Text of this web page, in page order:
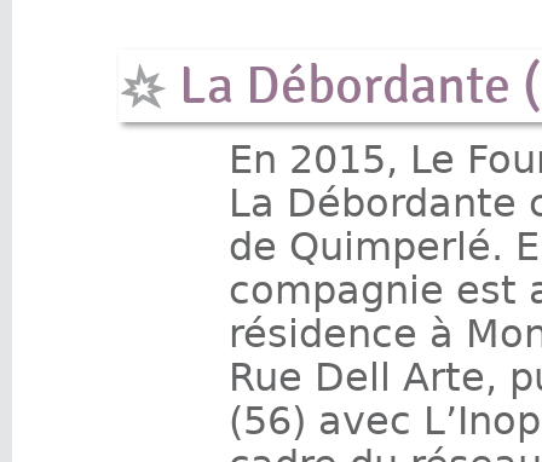
La Débordante
En 2015, Le
La Débordante
de Quimperlé.
compagnie est
résidence à
Rue Dell Arte,
(56) avec